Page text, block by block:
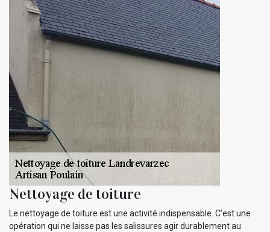
Nettoyage de toiture
Le nettoyage de toiture est une activité indispensable. C’est une
opération qui ne laisse pas les salissures agir durablement au